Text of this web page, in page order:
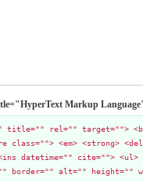
Markup
title="" rel="" target="">
class=""> <em> <strong>
datetime="" cite="">
border="" alt="" height=""